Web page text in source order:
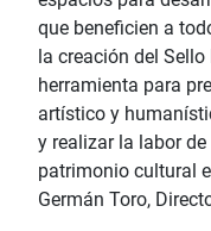
que beneficien a
la creación del
herramienta para
artístico y
y realizar la labor
patrimonio cultural
Germán Toro,